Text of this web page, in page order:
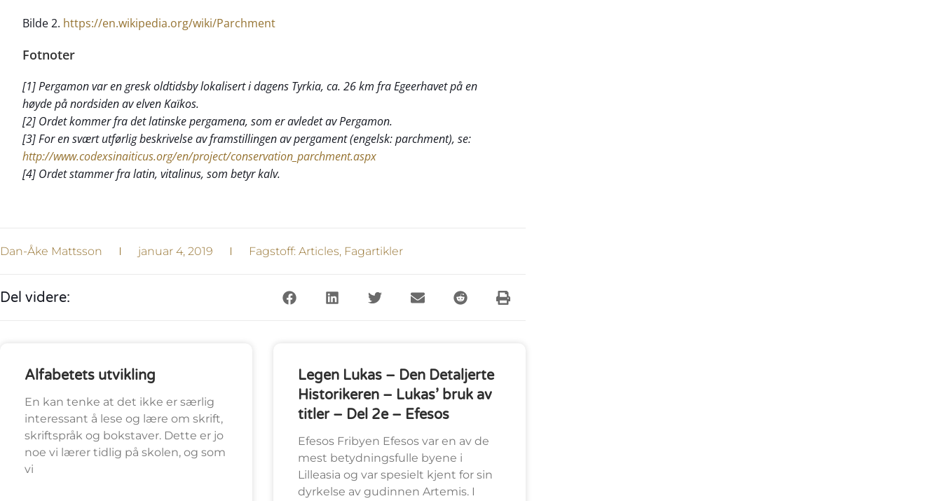
Bilde 2. https://en.wikipedia.org/wiki/Parchment
Fotnoter
[1] Pergamon var en gresk oldtidsby lokalisert i dagens Tyrkia, ca. 26 km fra Egeerhavet på en
høyde på nordsiden av elven Kaïkos.
[2] Ordet kommer fra det latinske pergamena, som er avledet av Pergamon.
[3] For en svært utførlig beskrivelse av framstillingen av pergament (engelsk: parchment), se:
http://www.codexsinaiticus.org/en/project/conservation_parchment.aspx
[4] Ordet stammer fra latin, vitalinus, som betyr kalv.
Dan-Åke Mattsson januar 4, 2019 Fagstoff: Articles, Fagartikler
Del videre:
Alfabetets utvikling
En kan tenke at det ikke er særlig
interessant å lese og lære om skrift,
skriftspråk og bokstaver. Dette er jo
noe vi lærer tidlig på skolen, og som
vi
Legen Lukas – Den Detaljerte
Historikeren – Lukas’ bruk av
titler – Del 2e – Efesos
Efesos Fribyen Efesos var en av de
mest betydningsfulle byene i
Lilleasia og var spesielt kjent for sin
dyrkelse av gudinnen Artemis. I